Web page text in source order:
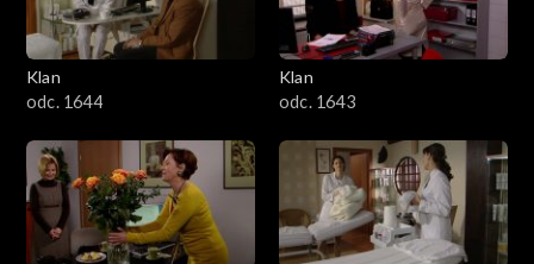
Klan
odc. 1644
Klan
odc. 1643